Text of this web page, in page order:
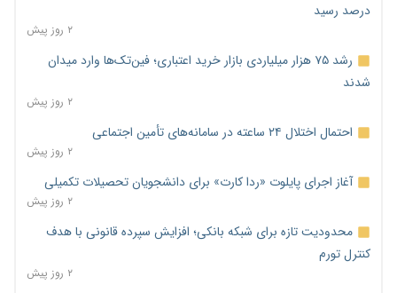
درصد رسید
۲ روز پیش
رشد ۷۵ هزار میلیاردی بازار خرید اعتباری؛ فین‌تک‌ها وارد میدان
شدند
۲ روز پیش
احتمال اختلال ۲۴ ساعته در سامانه‌های تأمین اجتماعی
۲ روز پیش
آغاز اجرای پایلوت «ردا کارت» برای دانشجویان تحصیلات تکمیلی
۲ روز پیش
محدودیت تازه برای شبکه بانکی؛ افزایش سپرده قانونی با هدف
کنترل تورم
۲ روز پیش